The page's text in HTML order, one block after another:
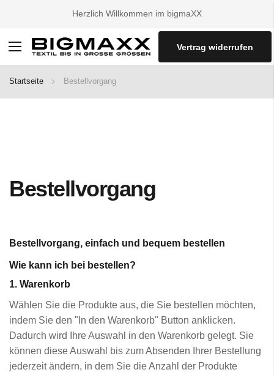
Herzlich Willkommen im bigmaXX
Navigation
umschalten
Vertrag widerrufen
Startseite Bestellvorgang
Bestellvorgang
Bestellvorgang, einfach und bequem bestellen
Wie kann ich bei bestellen?
1. Warenkorb
Wählen Sie die Produkte aus, die Sie bestellen möchten,
indem Sie den "In den Warenkorb" Button anklicken.
Dadurch wird Ihre Auswahl in den Warenkorb gelegt. Sie
können diese Auswahl bis zum Absenden Ihrer Bestellung
jederzeit ändern, in dem Sie die Anzahl der Produkte